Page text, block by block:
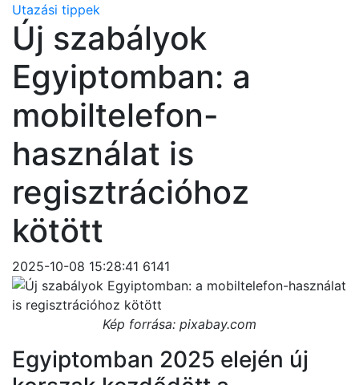
Utazási tippek
Új szabályok
Egyiptomban: a
mobiltelefon-
használat is
regisztrációhoz
kötött
2025-10-08 15:28:41 6141
Kép forrása: pixabay.com
Egyiptomban 2025 elején új